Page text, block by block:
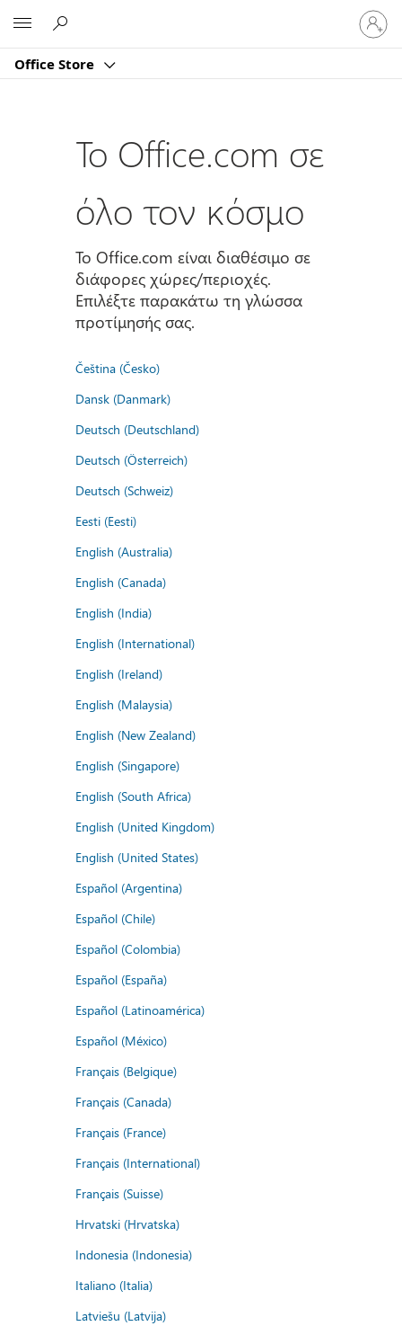
Office Store
Είσοδος
στον
Το Office.com σε
όλο τον κόσμο
Το Office.com είναι διαθέσιμο σε
διάφορες χώρες/περιοχές.
Επιλέξτε παρακάτω τη γλώσσα
προτίμησής σας.
Čeština (Česko)
Dansk (Danmark)
Deutsch (Deutschland)
Deutsch (Österreich)
Deutsch (Schweiz)
Eesti (Eesti)
English (Australia)
English (Canada)
English (India)
English (International)
English (Ireland)
English (Malaysia)
English (New Zealand)
English (Singapore)
English (South Africa)
English (United Kingdom)
English (United States)
Español (Argentina)
Español (Chile)
Español (Colombia)
Español (España)
Español (Latinoamérica)
Español (México)
Français (Belgique)
Français (Canada)
Français (France)
Français (International)
Français (Suisse)
Hrvatski (Hrvatska)
Indonesia (Indonesia)
Italiano (Italia)
Latviešu (Latvija)